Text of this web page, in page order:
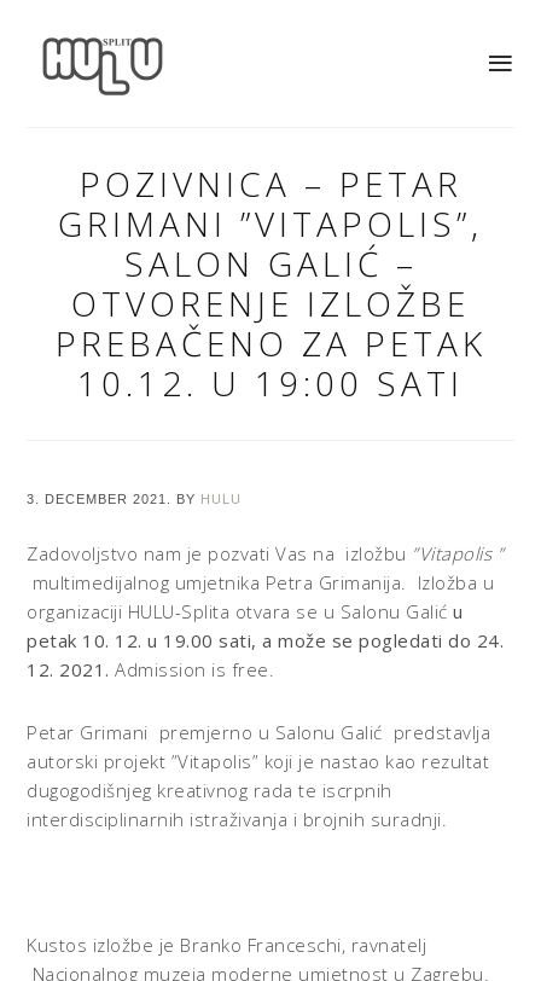
POZIVNICA – PETAR
GRIMANI ”VITAPOLIS”,
SALON GALIĆ –
OTVORENJE IZLOŽBE
PREBAČENO ZA PETAK
10.12. U 19:00 SATI
3. DECEMBER 2021. BY HULU
Zadovoljstvo nam je pozvati Vas na izložbu ”Vitapolis ”
multimedijalnog umjetnika Petra Grimanija. Izložba u
organizaciji HULU-Splita otvara se u Salonu Galiću
petak 10. 12. u 19.00 sati, a može se pogledati do 24.
12. 2021. Admission is free.
Petar Grimani premjerno u Salonu Galić predstavlja
autorski projekt ”Vitapolis” koji je nastao kao rezultat
dugogodišnjeg kreativnog rada te iscrpnih
interdisciplinarnih istraživanja i brojnih suradnji.
Kustos izložbe je Branko Franceschi, ravnatelj
Nacionalnog muzeja moderne umjetnost u Zagrebu.